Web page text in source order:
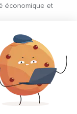
économique et